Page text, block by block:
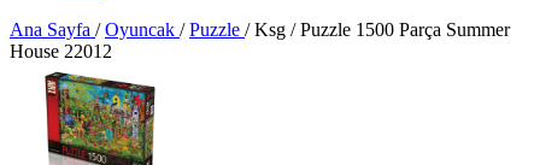
Ana Sayfa / Oyuncak / Puzzle / Ksg / Puzzle 1500 Parça Summer
House 22012